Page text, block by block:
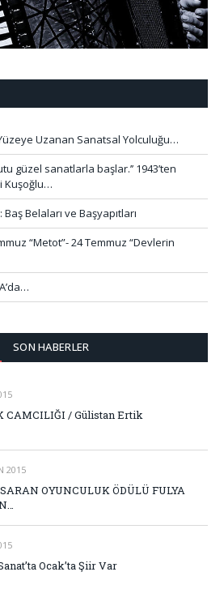
Uzanan Sanatsal Yolculuğu…
güzel sanatlarla başlar.’’ 1943’ten
Kuşoğlu…
Baş Belaları ve Başyapıtları
“Metot”- 24 Temmuz “Devlerin
SON HABERLER
CAMCILIĞI / Gülistan Ertik
2015
OYUNCULUK ÖDÜLÜ FULYA
Ocak’ta Şiir Var